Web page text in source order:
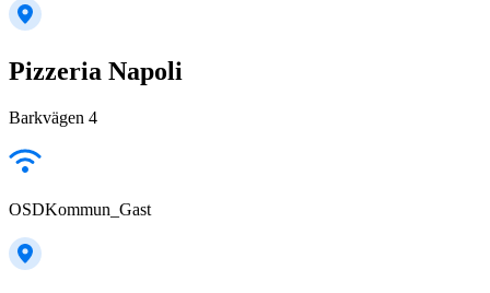
Pizzeria Napoli
Barkvägen 4
OSDKommun_Gast